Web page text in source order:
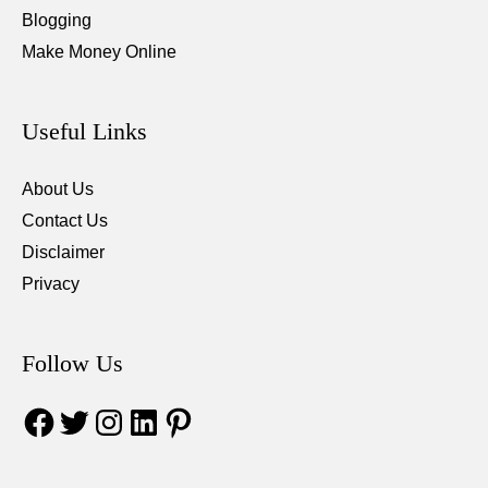
make
against
Chakraborty
Blogging
Make Money Online
Useful Links
About Us
Contact Us
Disclaimer
Privacy
Follow Us
Facebook
TwitterInstagramLinkedInPinterest